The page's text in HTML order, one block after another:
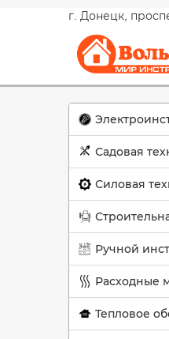
г. Донецк,
Садовая
Силовая
Ручной
Расходные
Тепловое